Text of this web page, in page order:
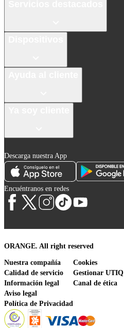
Descarga nuestra App
Encuéntranos en redes
ORANGE. All right reserved
Nuestra compañía
Calidad de servicio
Información legal
Aviso legal
Política de Privacidad
Cookies
Gestionar UTIQ
Canal de ética